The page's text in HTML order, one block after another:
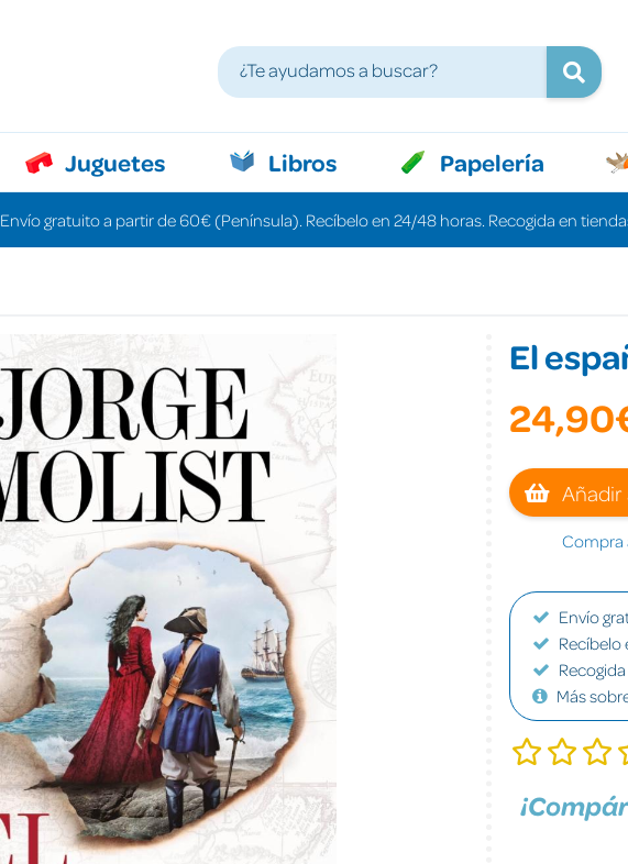
Juguetes Libros Papelería
Envío gratuito a partir de 60€ (Península). Recíbelo en 24/48 horas. Recogida en
El
Añadir
Compra
Envío
Recíbelo
Más